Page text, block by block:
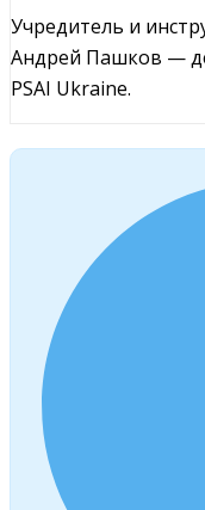
Учредитель и
Андрей Пашков —
PSAI Ukraine.